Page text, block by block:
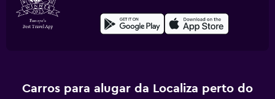
Carros para alugar da Localiza perto do